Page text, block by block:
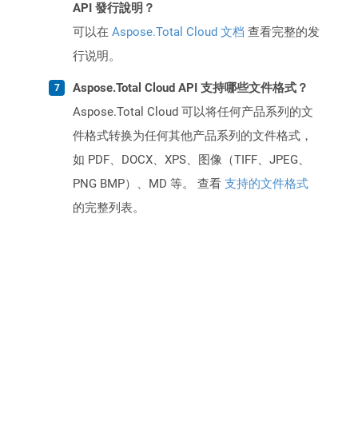
API 發行說明？
可以在 Aspose.Total Cloud 文档 查看完整的发
行说明。
Aspose.Total Cloud API 支持哪些文件格式？
Aspose.Total Cloud 可以将任何产品系列的文
件格式转换为任何其他产品系列的文件格式，
如 PDF、DOCX、XPS、图像（TIFF、JPEG、
PNG BMP）、MD 等。 查看 支持的文件格式
的完整列表。